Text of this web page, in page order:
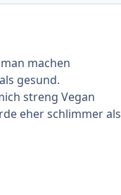
machen
gesund.
streng Vegan
eher schlimmer als